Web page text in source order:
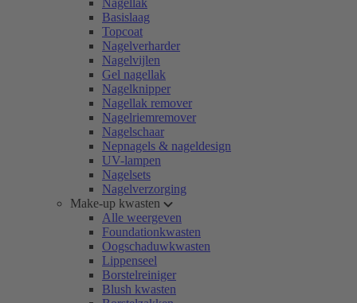
Nagellak
Basislaag
Topcoat
Nagelverharder
Nagelvijlen
Gel nagellak
Nagelknipper
Nagellak remover
Nagelriemremover
Nagelschaar
Nepnagels & nageldesign
UV-lampen
Nagelsets
Nagelverzorging
Make-up kwasten
Alle weergeven
Foundationkwasten
Oogschaduwkwasten
Lippenseel
Borstelreiniger
Blush kwasten